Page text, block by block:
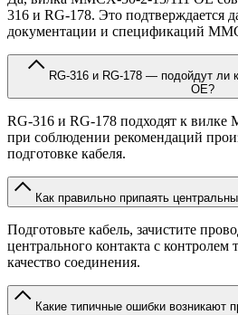
316 и RG-178. Это подтверждается
документации и спецификаций
OE?
RG-316 и RG-178 подходят к вилке
при соблюдении рекомендаций
подготовке кабеля.
Как правильно припаять
Подготовьте кабель, зачистите
центрального контакта с контролем
качество соединения.
Какие типичные ошибки возникают